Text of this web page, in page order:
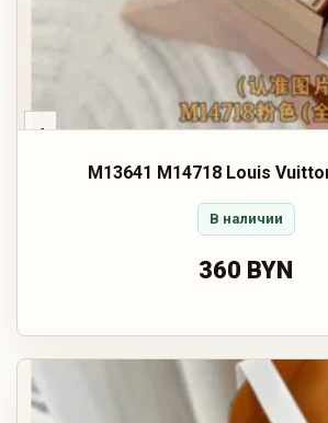
‹
M13641 M14718 Louis
В наличии
360 BYN